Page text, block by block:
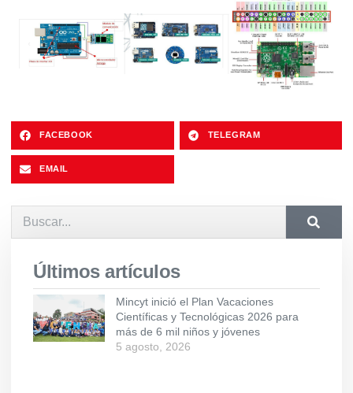
FACEBOOK TELEGRAM
EMAIL
Últimos artículos
Mincyt inició el Plan Vacaciones
Científicas y Tecnológicas 2026 para
más de 6 mil niños y jóvenes
5 agosto, 2026